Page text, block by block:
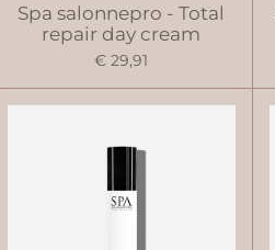
Spa salonnepro - Total
repair day cream
€ 29,91